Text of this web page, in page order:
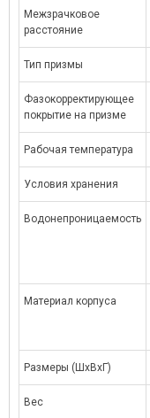
Межзрачковое
расстояние
Тип призмы
Фазокорректирующее
покрытие на призме
Рабочая температура
Условия хранения
Водонепроницаемость
Материал корпуса
Размеры (ШxВxГ)
Вес